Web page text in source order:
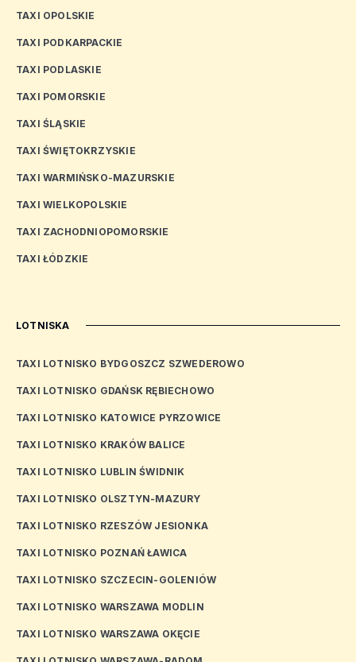
TAXI OPOLSKIE
TAXI PODKARPACKIE
TAXI PODLASKIE
TAXI POMORSKIE
TAXI ŚLĄSKIE
TAXI ŚWIĘTOKRZYSKIE
TAXI WARMIŃSKO-MAZURSKIE
TAXI WIELKOPOLSKIE
TAXI ZACHODNIOPOMORSKIE
TAXI ŁÓDZKIE
LOTNISKA
TAXI LOTNISKO BYDGOSZCZ SZWEDEROWO
TAXI LOTNISKO GDAŃSK RĘBIECHOWO
TAXI LOTNISKO KATOWICE PYRZOWICE
TAXI LOTNISKO KRAKÓW BALICE
TAXI LOTNISKO LUBLIN ŚWIDNIK
TAXI LOTNISKO OLSZTYN-MAZURY
TAXI LOTNISKO RZESZÓW JESIONKA
TAXI LOTNISKO POZNAŃ ŁAWICA
TAXI LOTNISKO SZCZECIN-GOLENIÓW
TAXI LOTNISKO WARSZAWA MODLIN
TAXI LOTNISKO WARSZAWA OKĘCIE